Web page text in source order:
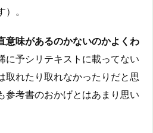
。
意味があるのかないのかよくわ
に予シリテキストに載ってない
取れたり取れなかったりだと思
参考書のおかげとはあまり思い